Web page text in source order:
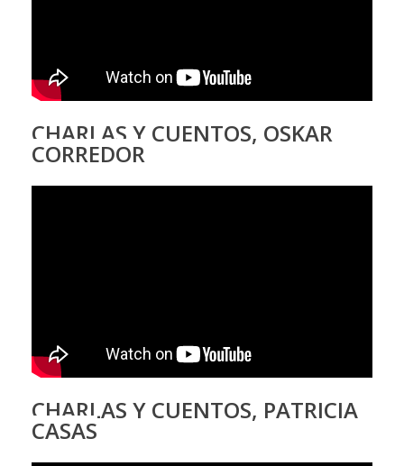
CHARLAS Y CUENTOS, OSKAR
CORREDOR
CHARLAS Y CUENTOS, PATRICIA
CASAS